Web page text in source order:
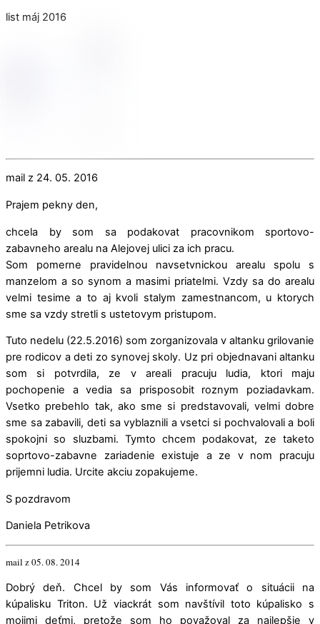
list máj 2016
mail z 24. 05. 2016
Prajem pekny den,
chcela by som sa podakovat pracovnikom sportovo-
zabavneho arealu na Alejovej ulici za ich pracu.
Som pomerne pravidelnou navsetvnickou arealu spolu s
manzelom a so synom a masimi priatelmi. Vzdy sa do arealu
velmi tesime a to aj kvoli stalym zamestnancom, u ktorych
sme sa vzdy stretli s ustetovym pristupom.
Tuto nedelu (22.5.2016) som zorganizovala v altanku grilovanie
pre rodicov a deti zo synovej skoly. Uz pri objednavani altanku
som si potvrdila, ze v areali pracuju ludia, ktori maju
pochopenie a vedia sa prisposobit roznym poziadavkam.
Vsetko prebehlo tak, ako sme si predstavovali, velmi dobre
sme sa zabavili, deti sa vyblaznili a vsetci si pochvalovali a boli
spokojni so sluzbami. Tymto chcem podakovat, ze taketo
soprtovo-zabavne zariadenie existuje a ze v nom pracuju
prijemni ludia. Urcite akciu zopakujeme.
S pozdravom
Daniela Petrikova
mail z 05. 08. 2014
Dobrý deň. Chcel by som Vás informovať o situácii na
kúpalisku Triton. Už viackrát som navštívil toto kúpalisko s
mojimi deťmi, pretože som ho považoval za najlepšie v